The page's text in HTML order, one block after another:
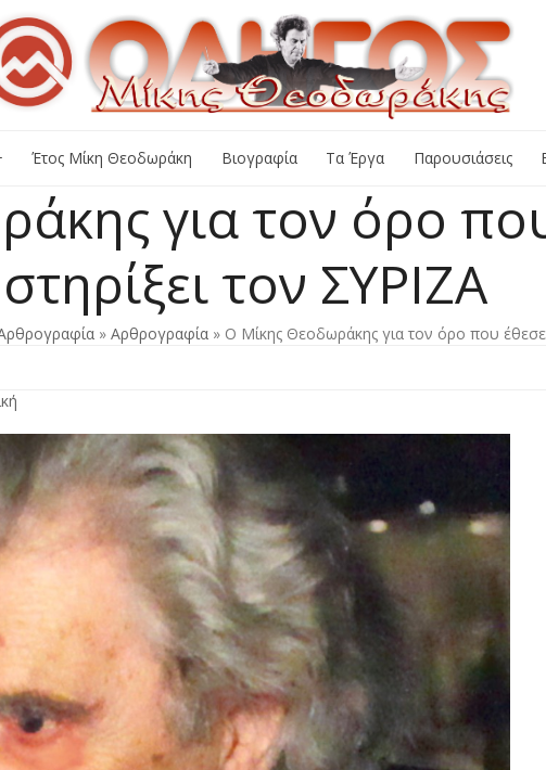
Έτος Μίκη Θεοδωράκη Βιογραφία Τα Έργα Παρουσιάσεις
για τον όρο
στηρίξει τον ΣΥΡΙΖΑ
» Αρθρογραφία » Ο Μίκης Θεοδωράκης για τον όρο που